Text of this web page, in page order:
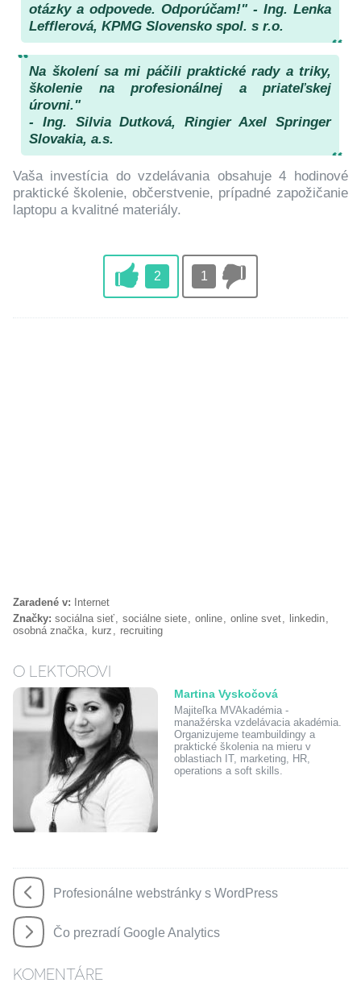
otázky a odpovede. Odporúčam!" - Ing. Lenka
Lefflerová, KPMG Slovensko spol. s r.o.
Na školení sa mi páčili praktické rady a triky,
školenie na profesionálnej a priateľskej
úrovni."
- Ing. Silvia Dutková, Ringier Axel Springer
Slovakia, a.s.
Vaša investícia do vzdelávania obsahuje 4 hodinové
praktické školenie, občerstvenie, prípadné zapožičanie
laptopu a kvalitné materiály.
2 1
Zaradené v:
Internet
Značky: sociálna sieť sociálne siete online online svet
linkedin
osobná značka
kurz recruiting
O LEKTOROVI
Martina Vyskočová
Majiteľka MVAkadémia -
manažérska vzdelávacia akadémia.
Organizujeme teambuildingy a
praktické školenia na mieru v
oblastiach IT, marketing, HR,
operations a soft skills.
Profesionálne webstránky s WordPress
Čo prezradí Google Analytics
KOMENTÁRE